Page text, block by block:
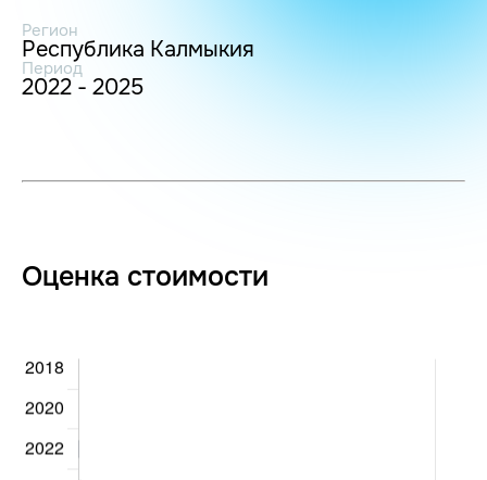
Регион
Республика Калмыкия
Период
2022 - 2025
Оценка стоимости